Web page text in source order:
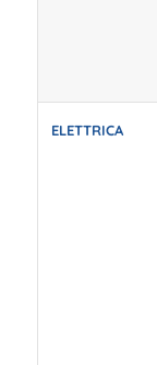
ELETTRICA